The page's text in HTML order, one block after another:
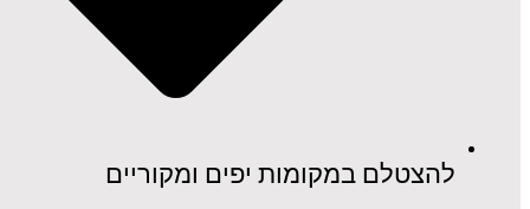
להצטלם במקומות יפים ומקוריים